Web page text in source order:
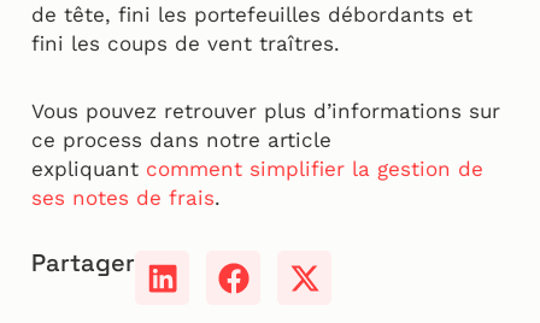
de tête, fini les portefeuilles débordants et
fini les coups de vent traîtres.
Vous pouvez retrouver plus d’informations sur
ce process dans notre article
expliquant comment simplifier la gestion de
ses notes de frais.
Partager